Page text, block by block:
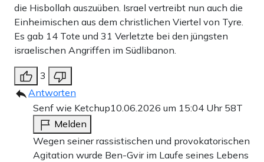
die Hisbollah auszuüben. Israel vertreibt nun auch die
Einheimischen aus dem christlichen Viertel von Tyre.
Es gab 14 Tote und 31 Verletzte bei den jüngsten
israelischen Angriffen im Südlibanon.
3
Antworten
Senf wie Ketchup10.06.2026 um 15:04 Uhr 58T
Melden
Wegen seiner rassistischen und provokatorischen
Agitation wurde Ben-Gvir im Laufe seines Lebens